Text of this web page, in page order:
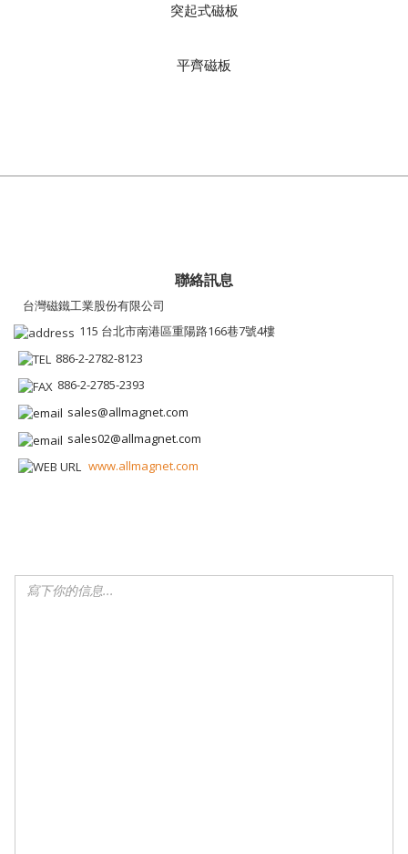
突起式磁板
平齊磁板
聯絡訊息
台灣磁鐵工業股份有限公司
115 台北市南港區重陽路166巷7號4樓
886-2-2782-8123
886-2-2785-2393
sales@allmagnet.com
sales02@allmagnet.com
www.allmagnet.com